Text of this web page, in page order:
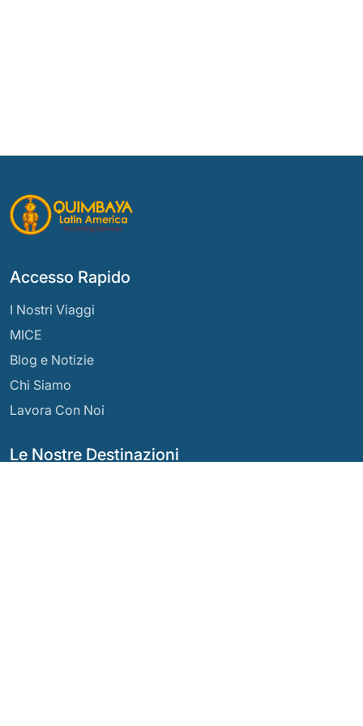
Le Nostre Destinazioni
Accesso Rapido
I Nostri Viaggi
MICE
Blog e Notizie
Chi Siamo
Lavora Con Noi